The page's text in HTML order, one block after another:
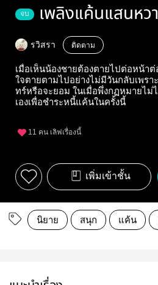
จบ เพลิงแค้นแสนหว
รวิสรา ติดตาม
เมื่อเห็นน้องชายต้องตายไปต่อหน้าต่อตา และมารดายังม
ใจตายตามไปอย่างไม่มีวันกลับเพราะหญิง
ทร์หรือจะยอม ในเมื่อพึ่งกฏหมายไม่
เองเพื่อชำระหนี้แค้นในครั้งนี้
11 คน เลิฟเรื่องนี้
เพิ่มเข้าชั้น
นิยาย สนุก แค้น